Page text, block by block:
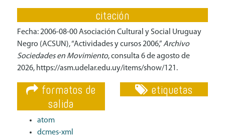
citación
Fecha: 2006-08-00 Asociación Cultural y Social Uruguay
Negro (ACSUN), “Actividades y cursos 2006,”Archivo
Sociedades en Movimiento, consulta 6 de agosto de
2026, https://asm.udelar.edu.uy/items/show/121 .
formatos de
salida
atom
dcmes-xml
etiquetas